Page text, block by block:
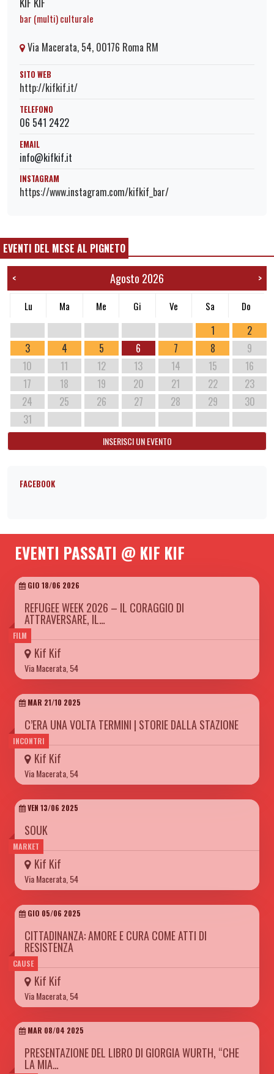
bar (multi) culturale
Via Macerata, 54, 00176 Roma RM
SITO WEB
http://kifkif.it/
TELEFONO
06 541 2422
EMAIL
info@kifkif.it
INSTAGRAM
https://www.instagram.com/kifkif_bar/
EVENTI DEL MESE AL PIGNETO
< Agosto 2026 >
Lu Ma Me Gi Ve Sa Do
1
2
3
4 5 6 7 8
9
10
11 12 13 14 15
16
17
18 19 20 21 22
23
24
25 26 27 28 29
30
31
INSERISCI UN EVENTO
FACEBOOK
EVENTI PASSATI @ KIF KIF
FILM
GIO 18/06 2026
REFUGEE WEEK 2026 – IL CORAGGIO DI
ATTRAVERSARE, IL…
Kif Kif
Via Macerata, 54
INCONTRI
MAR 21/10 2025
C’ERA UNA VOLTA TERMINI | STORIE DALLA STAZIONE
Kif Kif
Via Macerata, 54
MARKET
VEN 13/06 2025
SOUK
Kif Kif
Via Macerata, 54
CAUSE
GIO 05/06 2025
CITTADINANZA: AMORE E CURA COME ATTI DI
RESISTENZA
Kif Kif
Via Macerata, 54
MAR 08/04 2025
PRESENTAZIONE DEL LIBRO DI GIORGIA WURTH, “CHE
LA MIA…